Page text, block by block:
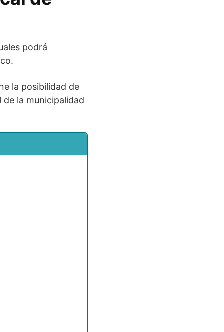
podrá
la posibilidad de
la municipalidad